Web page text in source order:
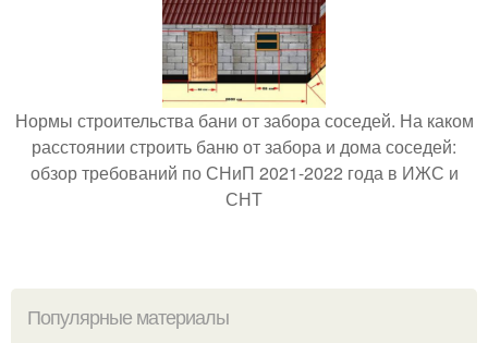
Нормы строительства бани от забора соседей. На каком
расстоянии строить баню от забора и дома соседей:
обзор требований по СНиП 2021-2022 года в ИЖС и
СНТ
Популярные материалы